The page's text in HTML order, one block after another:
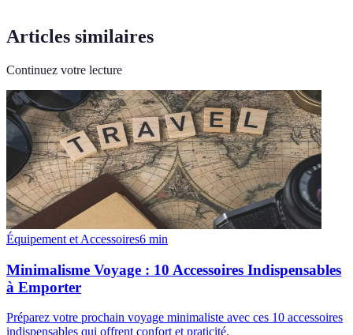
Articles similaires
Continuez votre lecture
Équipement et Accessoires6 min
Minimalisme Voyage : 10 Accessoires Indispensables
à Emporter
Préparez votre prochain voyage minimaliste avec ces 10 accessoires
indispensables qui offrent confort et praticité.